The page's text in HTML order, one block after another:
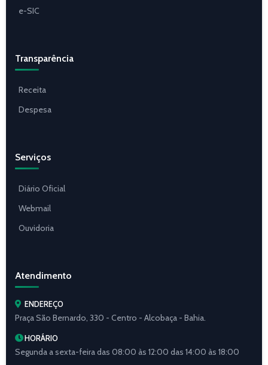
e-SIC
Transparência
Receita
Despesa
Serviços
Diário Oficial
Webmail
Ouvidoria
Atendimento
ENDEREÇO
Praça São Bernardo, 330 - Centro - Alcobaça - Bahia.
HORÁRIO
Segunda a sexta-feira das 08:00 às 12:00 das 14:00 às 18:00